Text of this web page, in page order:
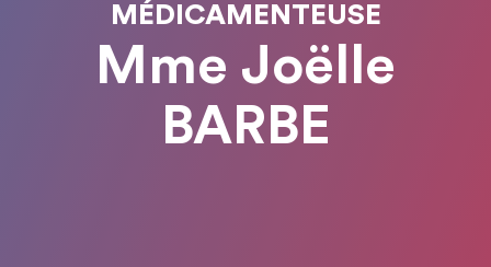
MÉDICAMENTEUSE
Mme Joëlle
BARBE